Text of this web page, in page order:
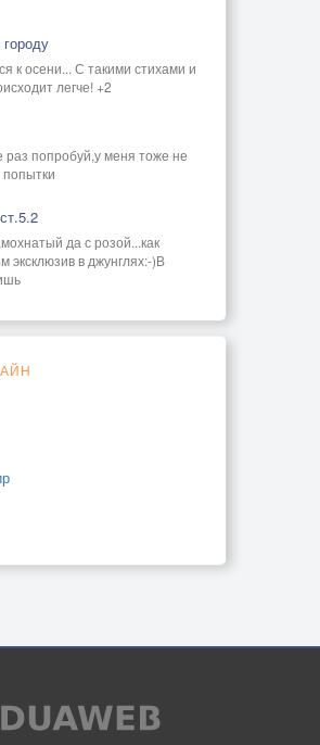
к осени... С такими стихами и
легче! +2
попробуй,у меня тоже не
попытки
да с розой...как
эксклюзив в джунглях:-)В